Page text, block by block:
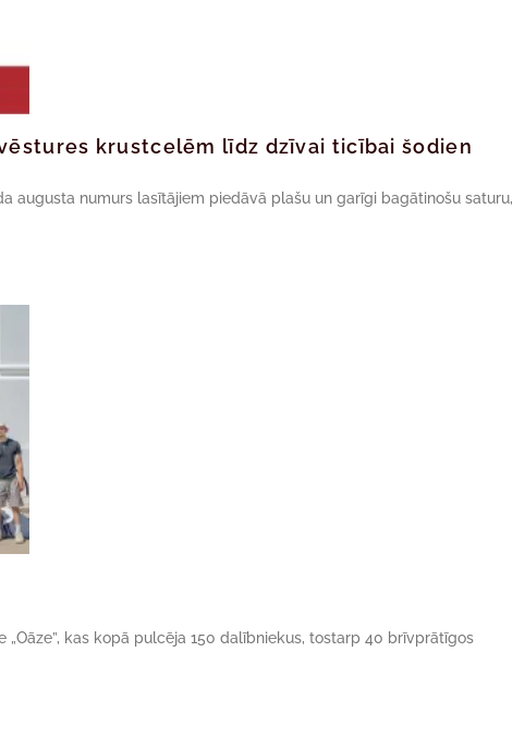
krustcelēm līdz dzīvai ticībai šodien
augusta numurs lasītājiem piedāvā plašu un garīgi bagātinošu saturu,
„Oāze”, kas kopā pulcēja 150 dalībniekus, tostarp 40 brīvprātīgos